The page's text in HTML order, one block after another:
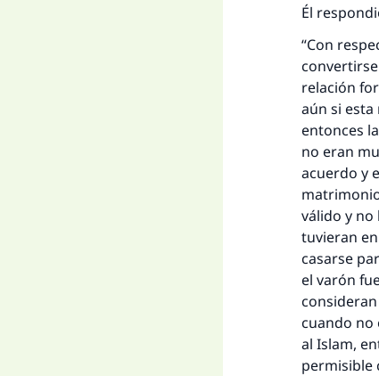
Él
“Con
relación
aún si esta
entonces
no eran
acuerdo y
válido y
tuvieran
casarse
el varón
cuando no
al Islam,
permisible